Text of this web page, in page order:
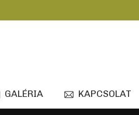
GALÉRIA KAPCSOLAT